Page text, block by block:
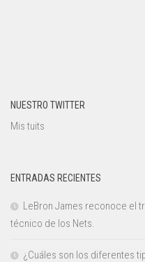
NUESTRO TWITTER
Mis tuits
ENTRADAS RECIENTES
LeBron James reconoce el
técnico de los Nets.
¿Cuáles son los diferentes